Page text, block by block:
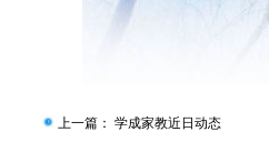
上一篇： 学成家教近日动态